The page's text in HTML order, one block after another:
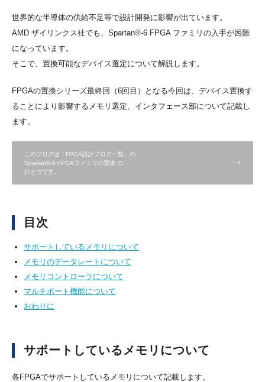
世界的な半導体の供給不足等で設計開発に影響が出ています。
AMD ザイリンクス社でも、Spartan®-6 FPGA ファミリの入手が困難
になっています。
そこで、置換可能なデバイス選定について解説します。
FPGAの置換シリーズ最終回（6回目）となる今回は、デバイス置換す
ることにより影響するメモリ選定、インタフェース部について記載し
ます。
このブログは「FPGA設計ブログ一覧」の
Spartan®-6 FPGAファミリの置換 の
ひとつです。
目次
サポートしているメモリについて
メモリのデータレートについて
メモリコントローラについて
マルチポート機能について
おわりに
サポートしているメモリについて
各FPGAでサポートしているメモリについて記載します。